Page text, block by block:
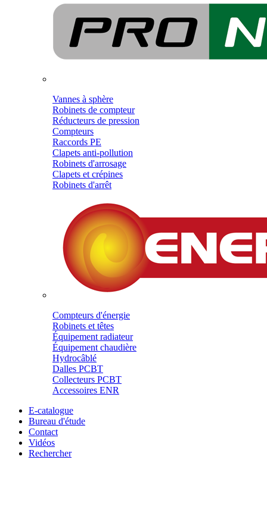
Vannes à sphère
Robinets de compteur
Réducteurs de pression
Compteurs
Raccords PE
Clapets anti-pollution
Robinets d'arrosage
Clapets et crépines
Robinets d'arrêt
Compteurs d'énergie
Robinets et têtes
Équipement radiateur
Équipement chaudière
Hydrocâblé
Dalles PCBT
Collecteurs PCBT
Accessoires ENR
E-catalogue
Bureau d'étude
Contact
Vidéos
Rechercher